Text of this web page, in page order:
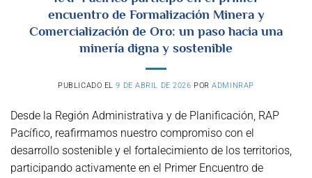
encuentro de Formalización Minera y
Comercialización de Oro: un paso hacia una
minería digna y sostenible
PUBLICADO EL9 DE ABRIL DE 2026 PORADMINRAP
Desde la Región Administrativa y de Planificación, RAP
Pacífico, reafirmamos nuestro compromiso con el
desarrollo sostenible y el fortalecimiento de los territorios,
participando activamente en el Primer Encuentro de